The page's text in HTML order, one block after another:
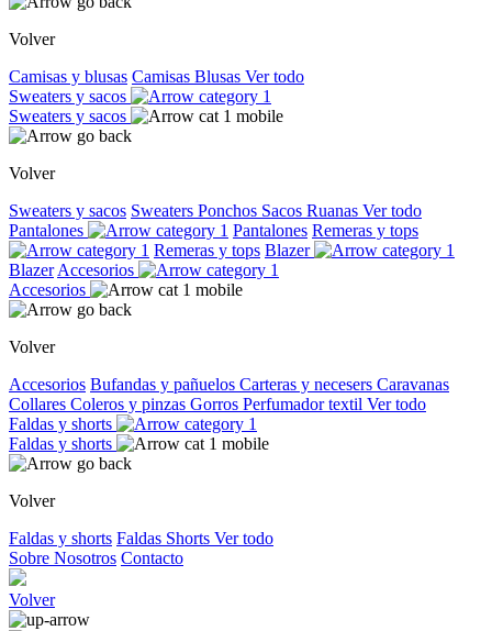
Volver
Camisas y blusas Camisas Blusas Ver todo
Sweaters y sacos
Sweaters y sacos
Volver
Sweaters y sacos Sweaters Ponchos Sacos Ruanas Ver todo
Pantalones
Pantalones Remeras y tops
Remeras y tops Blazer
Blazer Accesorios
Accesorios
Volver
Accesorios Bufandas y pañuelos Carteras y necesers Caravanas
Collares Coleros y pinzas Gorros Perfumador textil Ver todo
Faldas y shorts
Faldas y shorts
Volver
Faldas y shorts Faldas Shorts Ver todo
Sobre Nosotros Contacto
Volver